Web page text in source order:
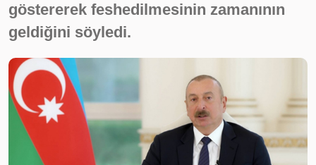
göstererek feshedilmesinin zamanının
geldiğini söyledi.